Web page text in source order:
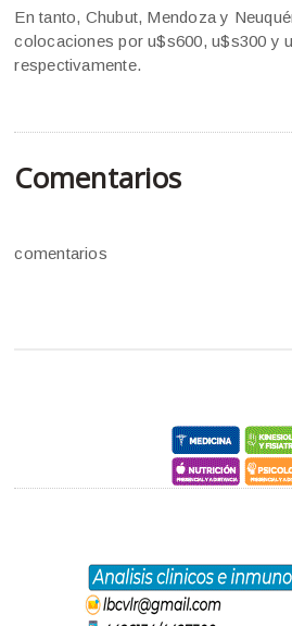
En tanto, Chubut, Mendoza y
colocaciones por u$s600, u$s300 y
respectivamente.
Comentarios
comentarios